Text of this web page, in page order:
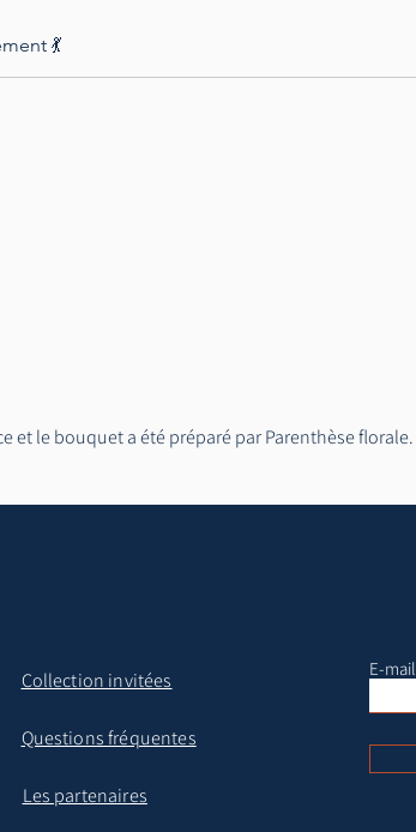
💃
et le bouquet a été préparé par Parenthèse florale.
Collection invitées
Questions fréquentes
Les partenaires
E-mail